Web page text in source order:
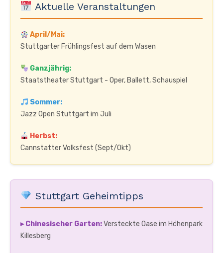
Aktuelle Veranstaltungen
April/Mai:
Stuttgarter Frühlingsfest auf dem Wasen
Ganzjährig:
Staatstheater Stuttgart - Oper, Ballett, Schauspiel
Sommer:
Jazz Open Stuttgart im Juli
Herbst:
Cannstatter Volksfest (Sept/Okt)
Stuttgart Geheimtipps
▸ Chinesischer Garten:Versteckte Oase im Höhenpark
Killesberg